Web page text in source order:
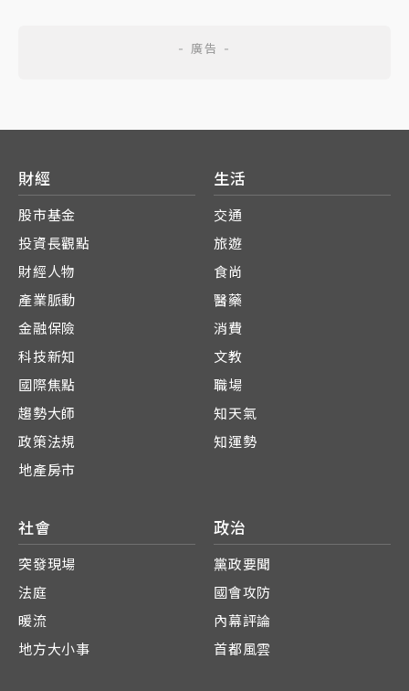
財經
股市基金
投資長觀點
財經人物
產業脈動
金融保險
科技新知
國際焦點
趨勢大師
政策法規
地產房市
生活
交通
旅遊
食尚
醫藥
消費
文教
職場
知天氣
知運勢
社會
突發現場
法庭
暖流
地方大小事
政治
黨政要聞
國會攻防
內幕評論
首都風雲